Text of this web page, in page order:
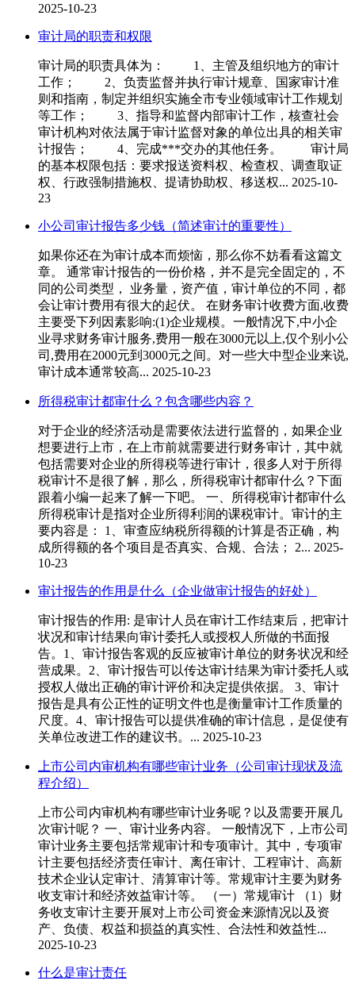
2025-10-23
审计局的职责和权限
审计局的职责具体为： 1、主管及组织地方的审计
工作； 2、负责监督并执行审计规章、国家审计准
则和指南，制定并组织实施全市专业领域审计工作规划
等工作； 3、指导和监督内部审计工作，核查社会
审计机构对依法属于审计监督对象的单位出具的相关审
计报告； 4、完成***交办的其他任务。 审计局
的基本权限包括：要求报送资料权、检查权、调查取证
权、行政强制措施权、提请协助权、移送权... 2025-10-
23
小公司审计报告多少钱（简述审计的重要性）
如果你还在为审计成本而烦恼，那么你不妨看看这篇文
章。 通常审计报告的一份价格，并不是完全固定的，不
同的公司类型， 业务量，资产值，审计单位的不同，都
会让审计费用有很大的起伏。 在财务审计收费方面,收费
主要受下列因素影响:(1)企业规模。一般情况下,中小企
业寻求财务审计服务,费用一般在3000元以上,仅个别小公
司,费用在2000元到3000元之间。对一些大中型企业来说,
审计成本通常较高... 2025-10-23
所得税审计都审什么？包含哪些内容？
对于企业的经济活动是需要依法进行监督的，如果企业
想要进行上市，在上市前就需要进行财务审计，其中就
包括需要对企业的所得税等进行审计，很多人对于所得
税审计不是很了解，那么，所得税审计都审什么？下面
跟着小编一起来了解一下吧。 一、所得税审计都审什么
所得税审计是指对企业所得利润的课税审计。审计的主
要内容是： 1、审查应纳税所得额的计算是否正确，构
成所得额的各个项目是否真实、合规、合法； 2... 2025-
10-23
审计报告的作用是什么（企业做审计报告的好处）
审计报告的作用: 是审计人员在审计工作结束后，把审计
状况和审计结果向审计委托人或授权人所做的书面报
告。1、审计报告客观的反应被审计单位的财务状况和经
营成果。2、审计报告可以传达审计结果为审计委托人或
授权人做出正确的审计评价和决定提供依据。 3、审计
报告是具有公正性的证明文件也是衡量审计工作质量的
尺度。4、审计报告可以提供准确的审计信息，是促使有
关单位改进工作的建议书。... 2025-10-23
上市公司内审机构有哪些审计业务（公司审计现状及流
程介绍）
上市公司内审机构有哪些审计业务呢？以及需要开展几
次审计呢？ 一、审计业务内容。 一般情况下，上市公司
审计业务主要包括常规审计和专项审计。其中，专项审
计主要包括经济责任审计、离任审计、工程审计、高新
技术企业认定审计、清算审计等。常规审计主要为财务
收支审计和经济效益审计等。 （一）常规审计 （1）财
务收支审计主要开展对上市公司资金来源情况以及资
产、负债、权益和损益的真实性、合法性和效益性...
2025-10-23
什么是审计责任